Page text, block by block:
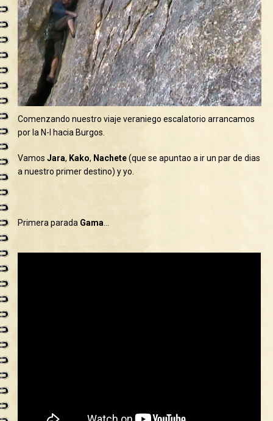
Comenzando nuestro viaje veraniego escalatorio arrancamos
por la N-I hacia Burgos.
VamosJara, Kako, Nachete(que se apuntao a ir un par de dias
a nuestro primer destino) y yo.
Primera parada Gama